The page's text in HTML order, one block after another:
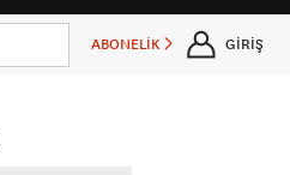
ABONELİK GİRİŞ